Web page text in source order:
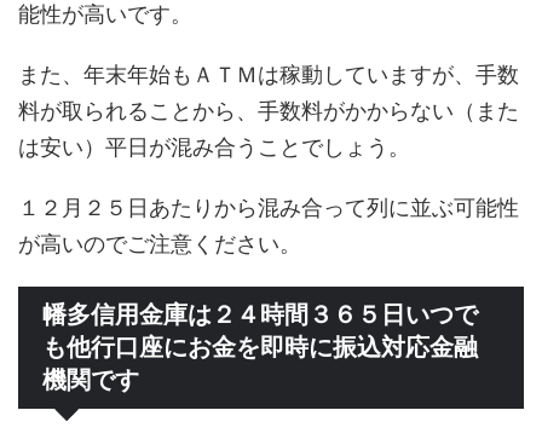
能性が高いです。
また、年末年始もＡＴＭは稼動していますが、手数
料が取られることから、手数料がかからない（また
は安い）平日が混み合うことでしょう。
１２月２５日あたりから混み合って列に並ぶ可能性
が高いのでご注意ください。
幡多信用金庫は２４時間３６５日いつで
も他行口座にお金を即時に振込対応金融
機関です